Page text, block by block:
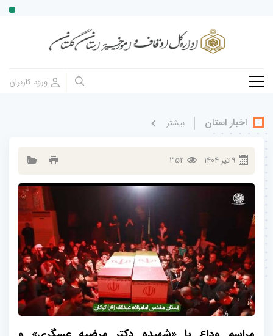
اخبار استان بيشتر
9تير 1404
352